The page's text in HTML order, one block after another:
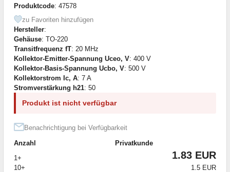
Produktcode: 47578
zu Favoriten hinzufügen
Hersteller:
Gehäuse: TO-220
Transitfrequenz fT: 20 MHz
Kollektor-Emitter-Spannung Uceo, V: 400 V
Kollektor-Basis-Spannung Ucbo, V: 500 V
Kollektorstrom Ic, A: 7 A
Stromverstärkung h21: 50
Produkt ist nicht verfügbar
Benachrichtigung bei Verfügbarkeit
Anzahl
Privatkunde
1+
1.83 EUR
10+ 1.5 EUR